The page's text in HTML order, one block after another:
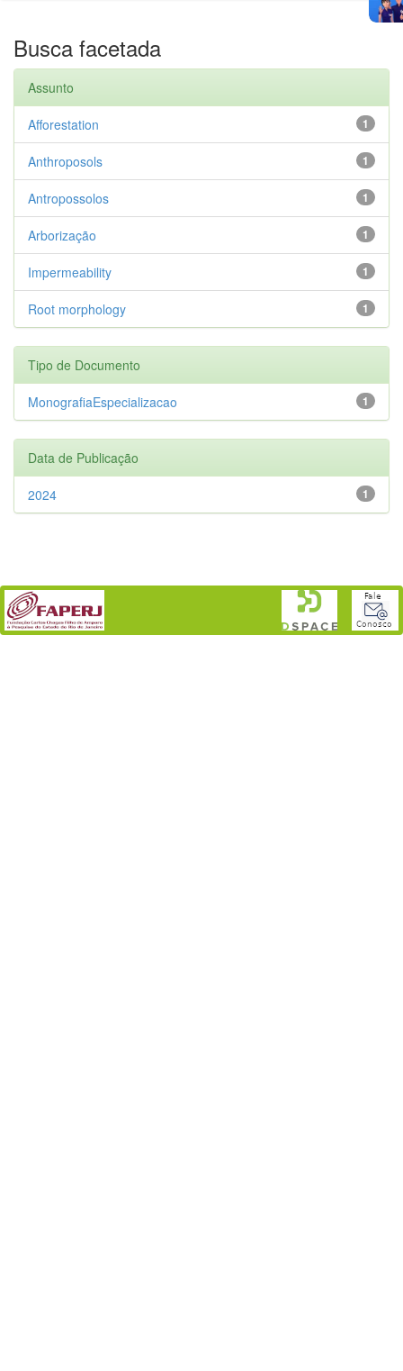
Busca facetada
Assunto
1
Afforestation
1
Anthroposols
1
Antropossolos
1
Arborização
1
Impermeability
1
Root morphology
Tipo de Documento
1
MonografiaEspecializacao
Data de Publicação
1
2024